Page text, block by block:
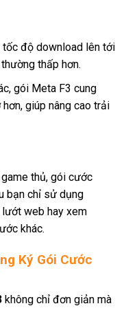
tốc độ download lên tới
thấp hơn.
gói Meta F3 cung
giúp nâng cao trải
thủ, gói cước
bạn chỉ sử dụng
lướt web hay xem
khác.
Ký Gói Cước
không chỉ đơn giản mà